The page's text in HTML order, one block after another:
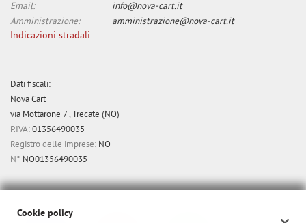
Email:
info@nova-cart.it
Amministrazione:
amministrazione@nova-cart.it
Indicazioni stradali
Dati fiscali:
Nova Cart
via Mottarone 7 , Trecate (NO)
P.IVA:01356490035
Registro delle imprese: NO
N° NO01356490035
Cookie policy